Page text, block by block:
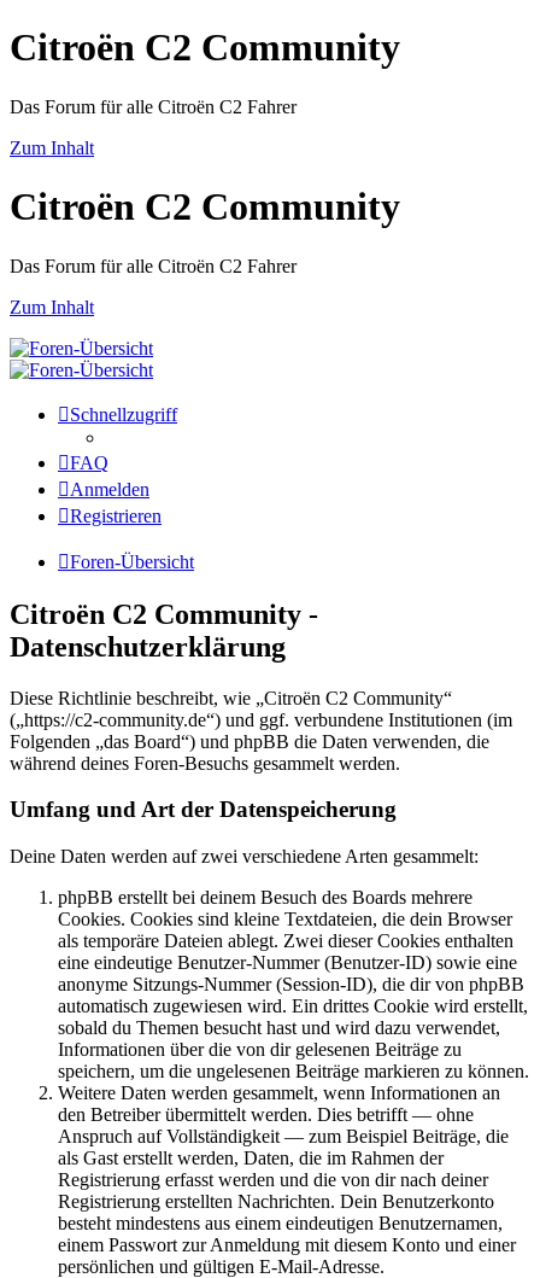
Citroën C2 Community
Das Forum für alle Citroën C2 Fahrer
Zum Inhalt
Citroën C2 Community
Das Forum für alle Citroën C2 Fahrer
Zum Inhalt
Schnellzugriff
FAQ
Anmelden
Registrieren
Foren-Übersicht
Citroën C2 Community -
Datenschutzerklärung
Diese Richtlinie beschreibt, wie „Citroën C2 Community“
(„https://c2-community.de“) und ggf. verbundene Institutionen (im
Folgenden „das Board“) und phpBB die Daten verwenden, die
während deines Foren-Besuchs gesammelt werden.
Umfang und Art der Datenspeicherung
Deine Daten werden auf zwei verschiedene Arten gesammelt:
phpBB erstellt bei deinem Besuch des Boards mehrere
Cookies. Cookies sind kleine Textdateien, die dein Browser
als temporäre Dateien ablegt. Zwei dieser Cookies enthalten
eine eindeutige Benutzer-Nummer (Benutzer-ID) sowie eine
anonyme Sitzungs-Nummer (Session-ID), die dir von phpBB
automatisch zugewiesen wird. Ein drittes Cookie wird erstellt,
sobald du Themen besucht hast und wird dazu verwendet,
Informationen über die von dir gelesenen Beiträge zu
speichern, um die ungelesenen Beiträge markieren zu können.
Weitere Daten werden gesammelt, wenn Informationen an
den Betreiber übermittelt werden. Dies betrifft — ohne
Anspruch auf Vollständigkeit — zum Beispiel Beiträge, die
als Gast erstellt werden, Daten, die im Rahmen der
Registrierung erfasst werden und die von dir nach deiner
Registrierung erstellten Nachrichten. Dein Benutzerkonto
besteht mindestens aus einem eindeutigen Benutzernamen,
einem Passwort zur Anmeldung mit diesem Konto und einer
persönlichen und gültigen E-Mail-Adresse.